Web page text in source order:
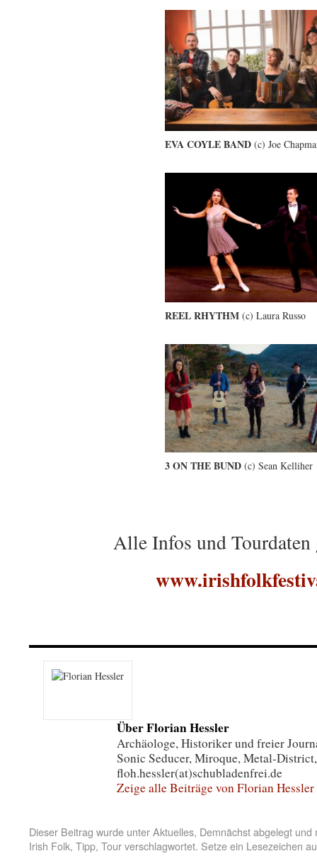
EVA COYLE BAND (c) Joe
REEL RHYTHM (c) Laura Russo
3 ON THE BUND (c) Sean Kelliher
Alle Infos und Tourdaten
Über Florian Hessler
Archäologe, Historiker und freier
Sonic Seducer, Miroque, Metal-
floh.hessler(at)schubladenfrei.de
Zeige alle Beiträge von Florian Hessler
Dieser Beitrag wurde unterAktuelles, Demnächstabgelegt und
Irish Folk, Tipp, Tourverschlagwortet. Setze ein Lesezeichen